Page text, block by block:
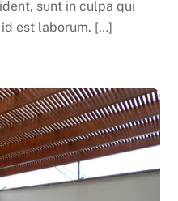
sunt in culpa qui
est laborum. […]